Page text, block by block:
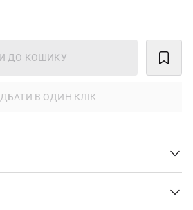
ДО КОШИКУ
В ОДИН КЛІК